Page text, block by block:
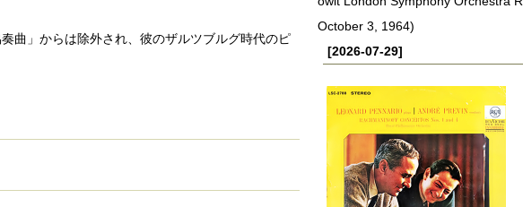
曲」からは除外され、彼のザルツブルグ時代のピ
October 3, 1964)
[2026-07-29]